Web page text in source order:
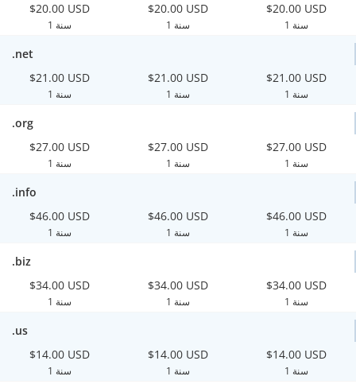
$20.00 USD
1 سنة
$20.00 USD
1 سنة
$20.00 USD
1 سنة
.net
$21.00 USD
1 سنة
$21.00 USD
1 سنة
$21.00 USD
1 سنة
.org
$27.00 USD
1 سنة
$27.00 USD
1 سنة
$27.00 USD
1 سنة
.info
$46.00 USD
1 سنة
$46.00 USD
1 سنة
$46.00 USD
1 سنة
.biz
$34.00 USD
1 سنة
$34.00 USD
1 سنة
$34.00 USD
1 سنة
.us
$14.00 USD
1 سنة
$14.00 USD
1 سنة
$14.00 USD
1 سنة